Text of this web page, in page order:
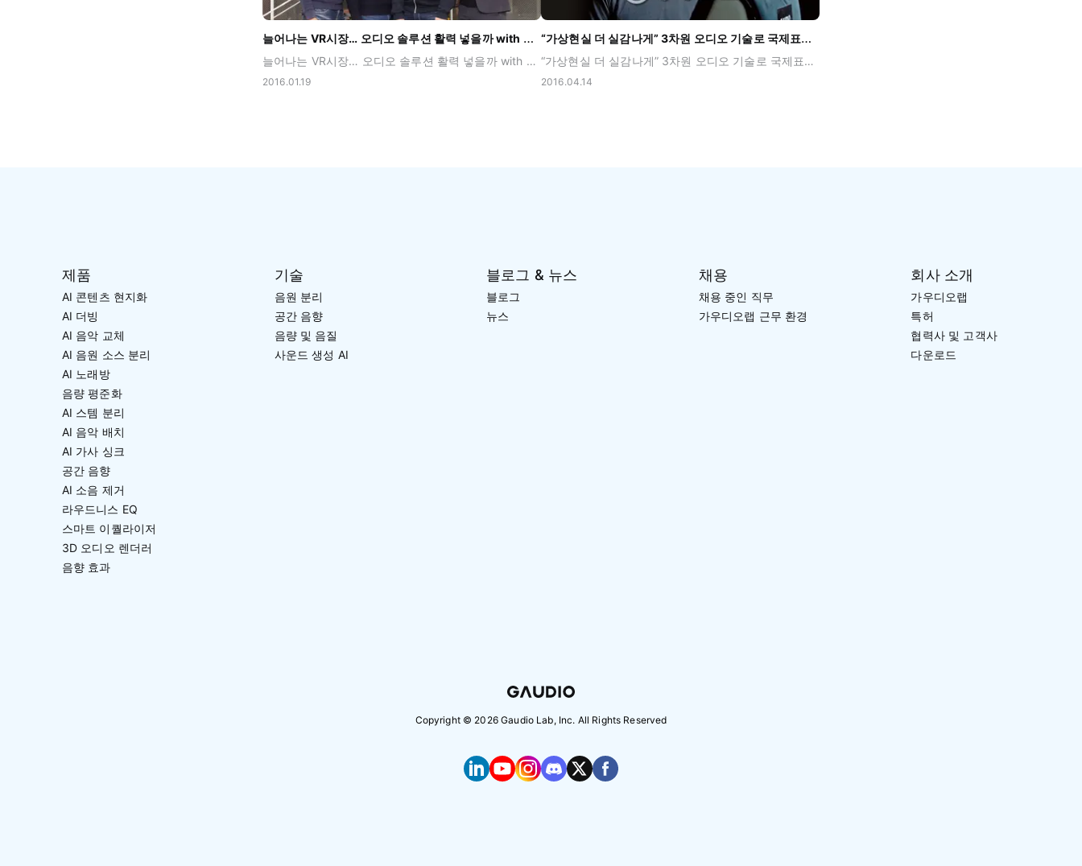
늘어나는 VR시장… 오디오 솔루션 활력 넣을까 with 전자신문
늘어나는 VR시장… 오디오 솔루션 활력 넣을까 with 전자신문 (2016-01-19) 가상현실(VR) 시장의 급속한 성장이 전망됨에 따라 자연스럽게 VR에 최적화된 오디오 기술 구현 필요성이 커지면서, VR 오디오 솔루션 기술을 보유한 가우디오랩에 대한 시장의 관심이 뜨겁습니다. 특히나 국내외를 통틀어 희귀한 오디오 연구 인력을 다수 확보한 가우디오랩의 경쟁력은 더욱 돋보이고 있는데요. VR시장의 출렁이는 변동상황을 가우디오랩은 어떻게 받아들이고 있을까요? 아래 전자신문 인터뷰를 통해 전해드립니다.
2016.01.19
“가상현실 더 실감나게” 3차원 오디오 기술로 국제표준된 스타트업 with 중앙일보
“가상현실 더 실감나게” 3차원 오디오 기술로 국제표준된 스타트업 with 중앙일보 (2016-04-14) 가우디오랩은 내로라하는 오디오 ‘덕후’ 이자 ‘마니아’ 출신 엔지니어들이 모인 것으로 유명합니다. 그만큼 첨예하면서도 난도 높은 오디오 기술력으로 글로벌 VR업계에서 주목받고 있는데요. 가상의 3차원 공간 내 특정 지점에서 사람이 움직이거나, 소리가 나는 지점이 이동할 때마다 사람의 귀까지 소리가 이르는 경로를 실시간으로 계산해 소리의 위치를 조정하는 원리를 바탕으로, 일반 이어폰으로도 VR콘텐트의 3차원 입체음향을 즐길 수 있는 기술을 개발하기도 했습니다. 가우디오랩은 사용자가 가상공간에서 움직이면 소리가 나는 위치도 달라지게 설계하는 이 기술을 기반으로 VR 오디오 솔루션을 개발해 게임, 영화, VR플랫폼 등으로 뻗어나가고 있습니다. 가우디오랩의 기술력과 세계를 향한 포부를 중앙일보와의 인터뷰를 통해 만나보세요!
2016.04.14
제품
AI 콘텐츠 현지화
AI 더빙
AI 음악 교체
AI 음원 소스 분리
AI 노래방
음량 평준화
AI 스템 분리
AI 음악 배치
AI 가사 싱크
공간 음향
AI 소음 제거
라우드니스 EQ
스마트 이퀄라이저
3D 오디오 렌더러
음향 효과
기술
음원 분리
공간 음향
음량 및 음질
사운드 생성 AI
블로그 & 뉴스
블로그
뉴스
채용
채용 중인 직무
가우디오랩 근무 환경
회사 소개
가우디오랩
특허
협력사 및 고객사
다운로드
Copyright © 2026Gaudio Lab, Inc. All Rights Reserved